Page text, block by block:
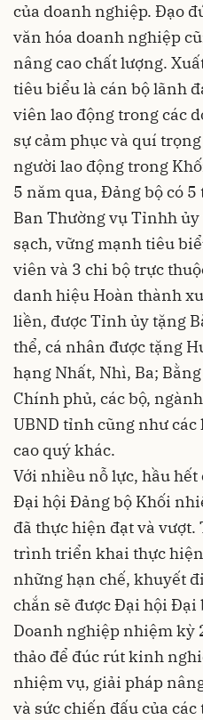
của doanh nghiệp. Đạo
văn hóa doanh nghiệp
nâng cao chất lượng.
tiêu biểu là cán bộ lãnh
viên lao động trong các
sự cảm phục và quí
người lao động trong
5 năm qua, Đảng bộ có 5
Ban Thường vụ Tỉnhh
sạch, vững mạnh tiêu
viên và 3 chi bộ trực
danh hiệu Hoàn thành
liền, được Tỉnh ủy tặng
thể, cá nhân được tặng
hạng Nhất, Nhì, Ba;
Chính phủ, các bộ,
UBND tỉnh cũng như
cao quý khác.
Với nhiều nỗ lực, hầu
Đại hội Đảng bộ Khối
đã thực hiện đạt và
trình triển khai thực
những hạn chế, khuyết
chắn sẽ được Đại hội Đại
Doanh nghiệp nhiệm kỳ
thảo để đúc rút kinh
nhiệm vụ, giải pháp
và sức chiến đấu của các